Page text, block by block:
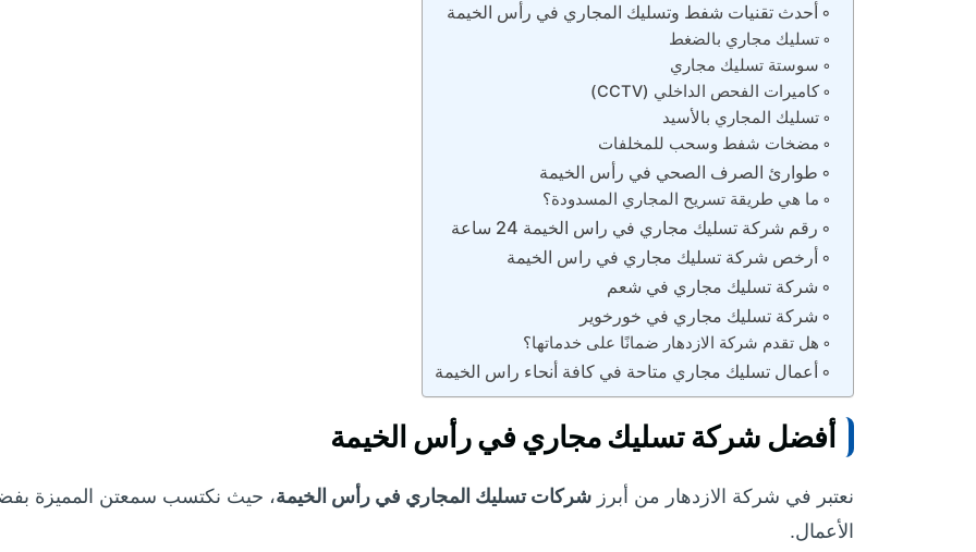
أحدث تقنيات شفط وتسليك المجاري في رأس الخيمة
تسليك مجاري بالضغط
سوستة تسليك مجاري
كاميرات الفحص الداخلي (CCTV)
تسليك المجاري بالأسيد
مضخات شفط وسحب للمخلفات
طوارئ الصرف الصحي في رأس الخيمة
ما هي طريقة تسريح المجاري المسدودة؟
رقم شركة تسليك مجاري في راس الخيمة 24 ساعة
أرخص شركة تسليك مجاري في راس الخيمة
شركة تسليك مجاري في شعم
شركة تسليك مجاري في خورخوير
هل تقدم شركة الازدهار ضمانًا على خدماتها؟
أعمال تسليك مجاري متاحة في كافة أنحاء راس الخيمة
أفضل شركة تسليك مجاري في رأس الخيمة
نعتبر في شركة الازدهار من أبرز شركات تسليك المجاري في رأس الخيمة، حيث نكتسب سمعتن المميزة بفضل
الأعمال.